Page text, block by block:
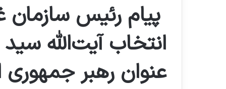
پیام رئیس سازمان
انتخاب آیت‌الله
عنوان رهبر جمهوری